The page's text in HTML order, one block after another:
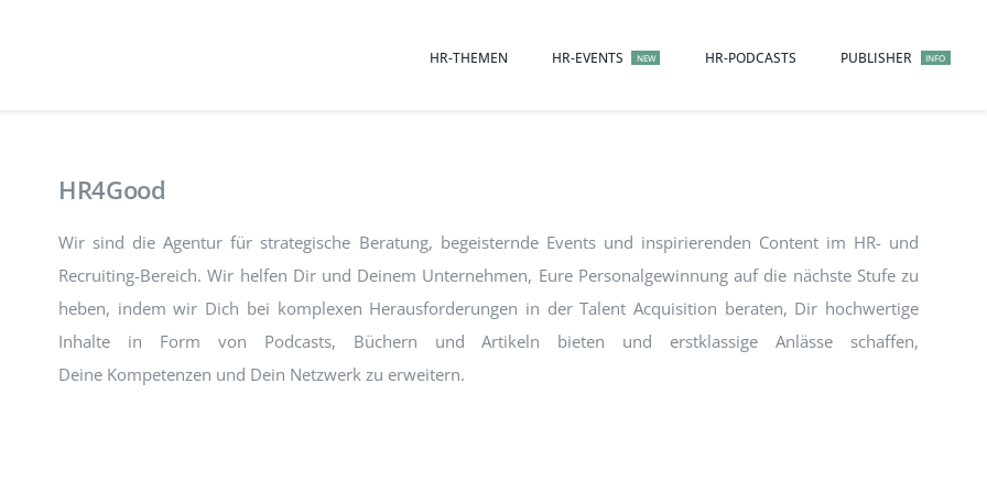
HR-THEMEN HR-EVENTS NEW HR-PODCASTS PUBLISHER INFO
HR4Good
Wir sind die Agentur für strategische Beratung, begeisternde Events und inspirierenden Content im HR- und
Recruiting-Bereich. Wir helfen Dir und Deinem Unternehmen, Eure Personalgewinnung auf die nächste Stufe zu
heben, indem wir Dich bei komplexen Herausforderungen in der Talent Acquisition beraten, Dir hochwertige
Inhalte in Form von Podcasts, Büchern und Artikeln bieten und erstklassige Anlässe schaffen,
Deine Kompetenzen und Dein Netzwerk zu erweitern.